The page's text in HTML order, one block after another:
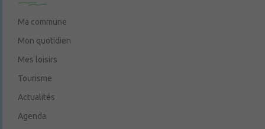
Ma commune
Mon quotidien
Mes loisirs
Tourisme
Actualités
Agenda